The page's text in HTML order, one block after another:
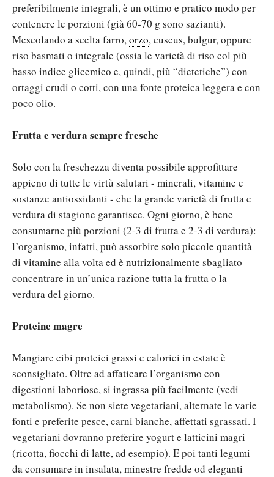
preferibilmente integrali, è un ottimo e pratico modo per
contenere le porzioni (già 60-70 g sono sazianti).
Mescolando a scelta farro,orzo, cuscus, bulgur, oppure
riso basmati o integrale (ossia le varietà di riso col più
basso indice glicemico e, quindi, più “dietetiche”) con
ortaggi crudi o cotti, con una fonte proteica leggera e con
poco olio.
Frutta e verdura sempre fresche
Solo con la freschezza diventa possibile approfittare
appieno di tutte le virtù salutari - minerali, vitamine e
sostanze antiossidanti - che la grande varietà di frutta e
verdura di stagione garantisce. Ogni giorno, è bene
consumarne più porzioni (2-3 di frutta e 2-3 di verdura):
l’organismo, infatti, può assorbire solo piccole quantità
di vitamine alla volta ed è nutrizionalmente sbagliato
concentrare in un’unica razione tutta la frutta o la
verdura del giorno.
Proteine magre
Mangiare cibi proteici grassi e calorici in estate è
sconsigliato. Oltre ad affaticare l’organismo con
digestioni laboriose, si ingrassa più facilmente (vedi
metabolismo). Se non siete vegetariani, alternate le varie
fonti e preferite pesce, carni bianche, affettati sgrassati. I
vegetariani dovranno preferire yogurt e latticini magri
(ricotta, fiocchi di latte, ad esempio). E poi tanti legumi
da consumare in insalata, minestre fredde od eleganti